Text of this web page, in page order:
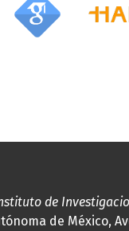
de
de México,